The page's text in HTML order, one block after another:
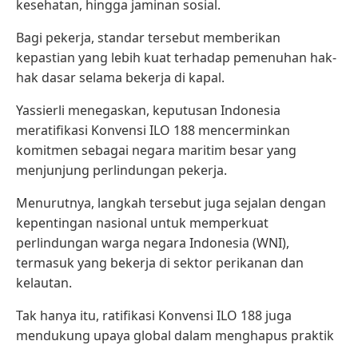
kesehatan, hingga jaminan sosial.
Bagi pekerja, standar tersebut memberikan
kepastian yang lebih kuat terhadap pemenuhan hak-
hak dasar selama bekerja di kapal.
Yassierli menegaskan, keputusan Indonesia
meratifikasi Konvensi ILO 188 mencerminkan
komitmen sebagai negara maritim besar yang
menjunjung perlindungan pekerja.
Menurutnya, langkah tersebut juga sejalan dengan
kepentingan nasional untuk memperkuat
perlindungan warga negara Indonesia (WNI),
termasuk yang bekerja di sektor perikanan dan
kelautan.
Tak hanya itu, ratifikasi Konvensi ILO 188 juga
mendukung upaya global dalam menghapus praktik